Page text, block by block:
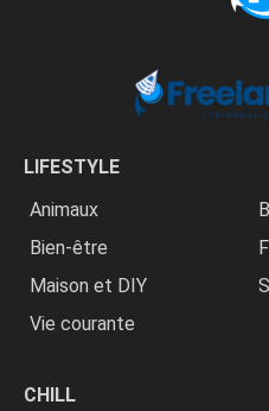
LIFESTYLE
Animaux
Bien-être
Maison et DIY
Vie courante
CHILL